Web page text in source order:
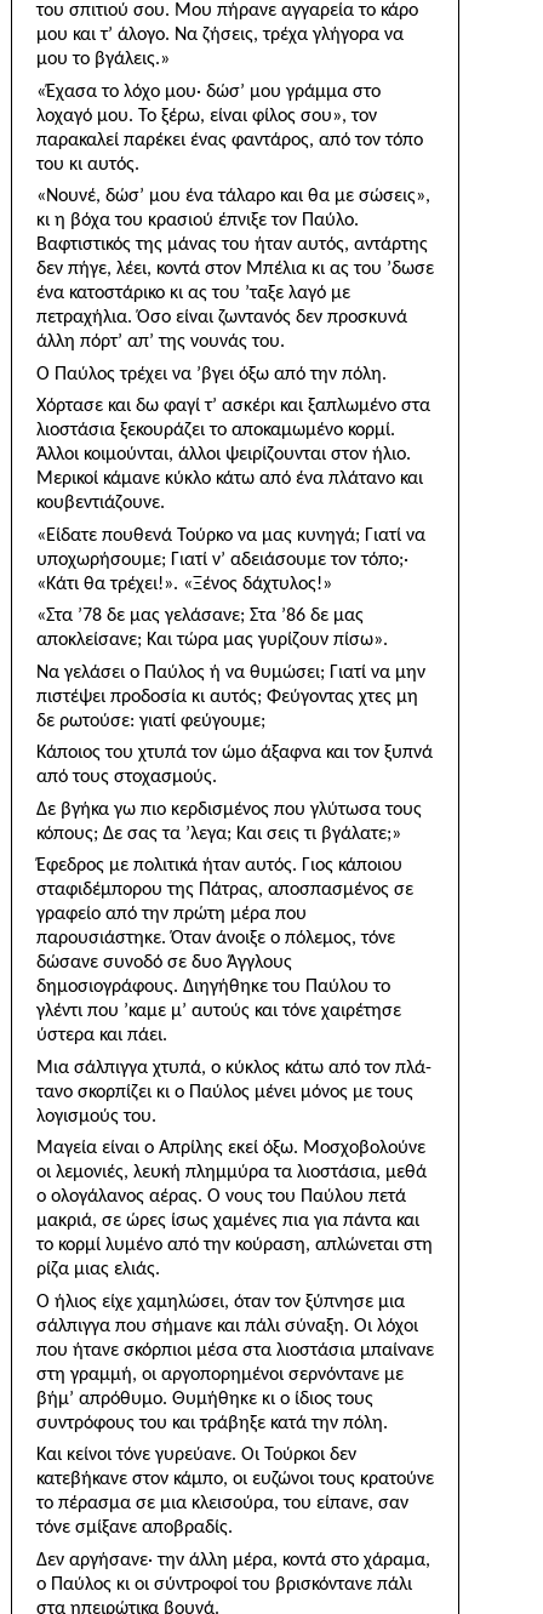
του σπιτιού σου. Μου πήρανε αγγαρεία το κάρο
μου και τ’ άλογο. Να ζήσεις, τρέχα γλήγορα να
μου το βγάλεις.»
«Έχασα το λόχο μου· δώσ’ μου γράμμα στο
λοχαγό μου. Το ξέρω, είναι φίλος σου», τον
παρακαλεί παρέ­κει ένας φαντάρος, από τον τόπο
του κι αυτός.
«Νουνέ, δώσ’ μου ένα τάλαρο και θα με σώσεις»,
κι η βόχα του κρασιού έπνιξε τον Παύλο.
Βαφτιστι­κός της μάνας του ήταν αυτός, αντάρτης
δεν πήγε, λέει, κοντά στον Μπέλια κι ας του ’δωσε
ένα κατοστάρικο κι ας του ’ταξε λαγό με
πετραχήλια. Όσο είναι ζωντανός δεν προσκυνά
άλλη πόρτ’ απ’ της νουνάς του.
Ο Παύλος τρέχει να ’βγει όξω από την πόλη.
Χόρτασε και δω φαγί τ’ ασκέρι και ξαπλωμένο στα
λιοστάσια ξεκουράζει το αποκαμωμένο κορμί.
Άλλοι κοιμούνται, άλλοι ψειρίζουνται στον ήλιο.
Μερικοί κάμανε κύκλο κάτω από ένα πλάτανο και
κουβεντιάζουνε.
«Είδατε πουθενά Τούρκο να μας κυνηγά; Γιατί να
υποχωρήσουμε; Γιατί ν’ αδειάσουμε τον τόπο;·
«Κάτι θα τρέχει!». «Ξένος δάχτυλος!»
«Στα ’78 δε μας γελάσανε; Στα ’86 δε μας
αποκλείσανε; Και τώρα μας γυρίζουν πίσω».
Να γελάσει ο Παύλος ή να θυμώσει; Γιατί να μην
πιστέψει προδοσία κι αυτός; Φεύγοντας χτες μη
δε ρωτούσε: γιατί φεύγουμε;
Κάποιος του χτυπά τον ώμο άξαφνα και τον ξυπνά
από τους στοχασμούς.
Δε βγήκα γω πιο κερδισμένος που γλύτωσα τους
κόπους; Δε σας τα ’λεγα; Και σεις τι βγάλατε;»
Έφεδρος με πολιτικά ήταν αυτός. Γιος κάποιου
σταφιδέμπορου της Πάτρας, αποσπασμένος σε
γρα­φείο από την πρώτη μέρα που
παρουσιάστηκε. Όταν άνοιξε ο πόλεμος, τόνε
δώσανε συνοδό σε δυο Άγγλους
δημοσιογράφους. Διηγήθηκε του Παύλου το
γλέντι που ’καμε μ’ αυτούς και τόνε χαιρέτησε
ύστερα και πάει.
Μια σάλπιγγα χτυπά, ο κύκλος κάτω από τον πλά­
τανο σκορπίζει κι ο Παύλος μένει μόνος με τους
λογισμούς του.
Μαγεία είναι ο Απρίλης εκεί όξω. Μοσχοβολούνε
οι λεμονιές, λευκή πλημμύρα τα λιοστάσια, μεθά
ο ο­λογάλανος αέρας. Ο νους του Παύλου πετά
μακριά, σε ώρες ίσως χαμένες πια για πάντα και
το κορμί λυμένο από την κούραση, απλώνεται στη
ρίζα μιας ελιάς.
Ο ήλιος είχε χαμηλώσει, όταν τον ξύπνησε μια
σάλπιγγα που σήμανε και πάλι σύναξη. Οι λόχοι
που ήτανε σκόρπιοι μέσα στα λιοστάσια μπαίνανε
στη γραμμή, οι αργοπορημένοι σερνόντανε με
βήμ’ απρόθυμο. Θυμήθηκε κι ο ίδιος τους
συντρόφους του και τράβηξε κατά την πόλη.
Και κείνοι τόνε γυρεύανε. Οι Τούρκοι δεν
κατεβήκανε στον κάμπο, οι ευζώνοι τους κρατούνε
το πέρα­σμα σε μια κλεισούρα, του είπανε, σαν
τόνε σμίξανε αποβραδίς.
Δεν αργήσανε· την άλλη μέρα, κοντά στο χάραμα,
ο Παύλος κι οι σύντροφοί του βρισκόντανε πάλι
στα ηπειρώτικα βουνά.